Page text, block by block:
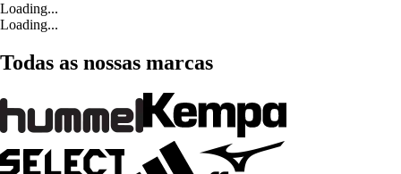
Loading...
Loading...
Todas as nossas marcas